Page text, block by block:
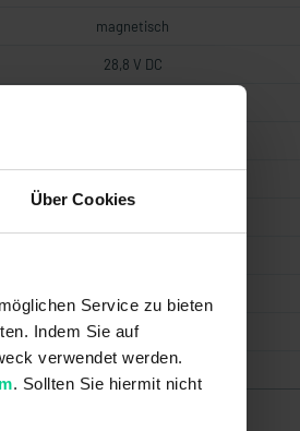
Über Cookies
Service zu bieten
Indem Sie auf
verwendet werden.
. Sollten Sie hiermit nicht
magnetisch
28,8 V DC
25 mm